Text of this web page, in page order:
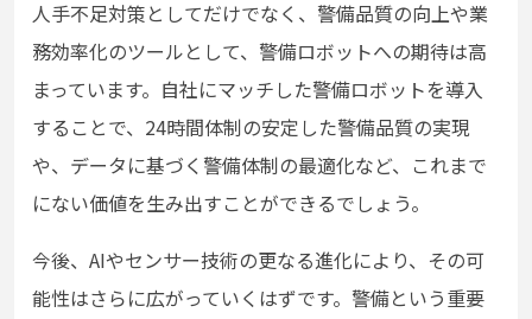
人手不足対策としてだけでなく、警備品質の向上や業
務効率化のツールとして、警備ロボットへの期待は高
まっています。自社にマッチした警備ロボットを導入
することで、24時間体制の安定した警備品質の実現
や、データに基づく警備体制の最適化など、これまで
にない価値を生み出すことができるでしょう。
今後、AIやセンサー技術の更なる進化により、その可
能性はさらに広がっていくはずです。警備という重要